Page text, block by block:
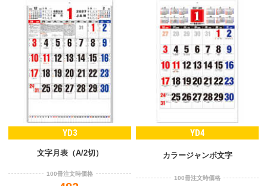
YD3
文字月表（A/2切）
100冊注文時価格
YD4
カラージャンボ文字
100冊注文時価格